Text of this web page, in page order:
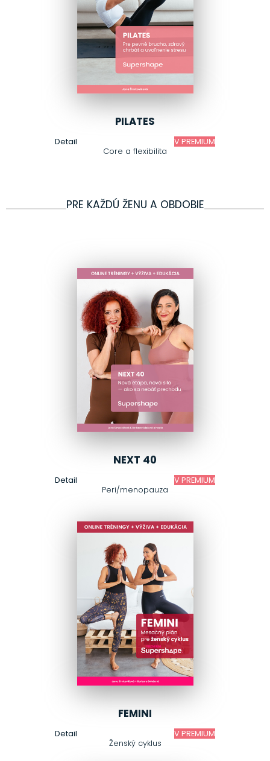
PILATES
Core a flexibilita
Detail V PREMIUM
PRE KAŽDÚ ŽENU A OBDOBIE
NEXT 40
Peri/menopauza
Detail V PREMIUM
FEMINI
Ženský cyklus
Detail V PREMIUM